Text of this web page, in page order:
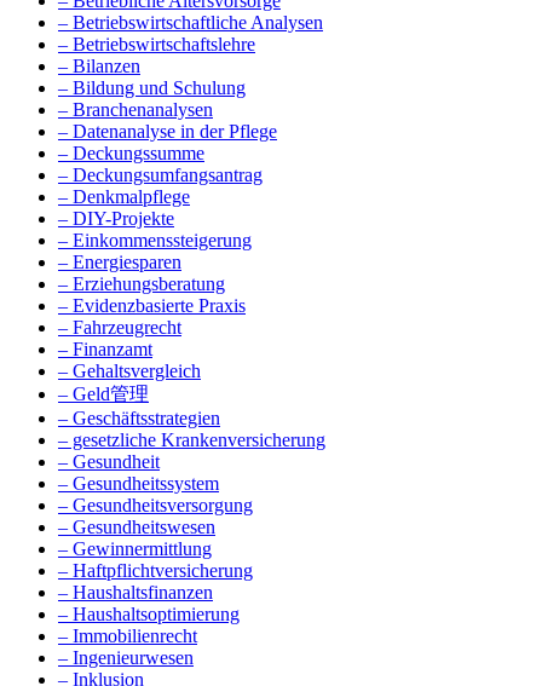
– Betriebswirtschaftliche Analysen
– Betriebswirtschaftslehre
– Bilanzen
– Bildung und Schulung
– Branchenanalysen
– Datenanalyse in der Pflege
– Deckungssumme
– Deckungsumfangsantrag
– Denkmalpflege
– DIY-Projekte
– Einkommenssteigerung
– Energiesparen
– Erziehungsberatung
– Evidenzbasierte Praxis
– Fahrzeugrecht
– Finanzamt
– Gehaltsvergleich
– Geld管理
– Geschäftsstrategien
– gesetzliche Krankenversicherung
– Gesundheit
– Gesundheitssystem
– Gesundheitsversorgung
– Gesundheitswesen
– Gewinnermittlung
– Haftpflichtversicherung
– Haushaltsfinanzen
– Haushaltsoptimierung
– Immobilienrecht
– Ingenieurwesen
– Inklusion